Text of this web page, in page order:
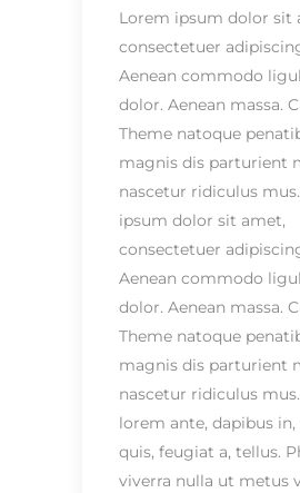
Lorem ipsum dolor sit
consectetuer
Aenean commodo
dolor. Aenean massa.
Theme natoque
magnis dis parturient
nascetur ridiculus
ipsum dolor sit amet,
consectetuer
Aenean commodo
dolor. Aenean massa.
Theme natoque
magnis dis parturient
nascetur ridiculus
lorem ante, dapibus in,
quis, feugiat a, tellus.
viverra nulla ut metus